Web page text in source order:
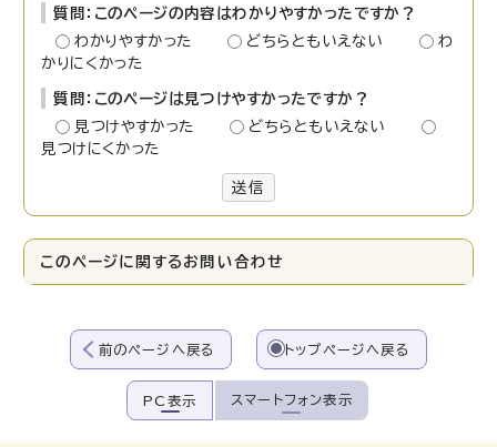
質問：このページの内容はわかりやすかったですか？
わかりやすかった
どちらともいえない
わ
かりにくかった
質問：このページは見つけやすかったですか？
見つけやすかった
どちらともいえない
見つけにくかった
送信
このページに関する お問い合わせ
前のページへ戻る トップページへ戻る
PC表示 スマートフォン表示